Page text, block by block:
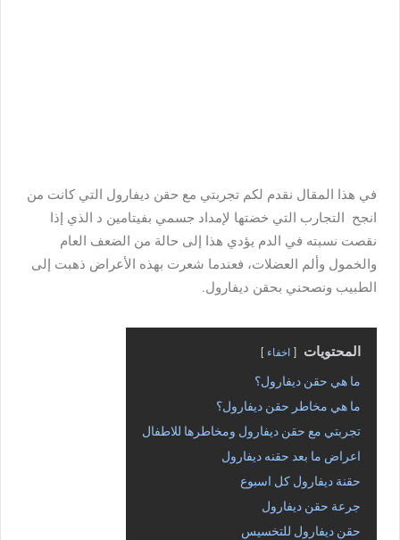
في هذا المقال نقدم لكم تجربتي مع حقن ديفارول التي كانت من
انجح التجارب التي خضتها لإمداد جسمي بفيتامين د الذي إذا
نقصت نسبته في الدم يؤدي هذا إلى حالة من الضعف العام
والخمول وألم العضلات، فعندما شعرت بهذه الأعراض ذهبت إلى
الطبيب ونصحني بحقن ديفارول.
المحتويات اخفاء
ما هي حقن ديفارول؟
ما هي مخاطر حقن ديفارول؟
تجربتي مع حقن ديفارول ومخاطرها للاطفال
اعراض ما بعد حقنه ديفارول
حقنة ديفارول كل اسبوع
جرعة حقن ديفارول
حقن ديفارول للتخسيس